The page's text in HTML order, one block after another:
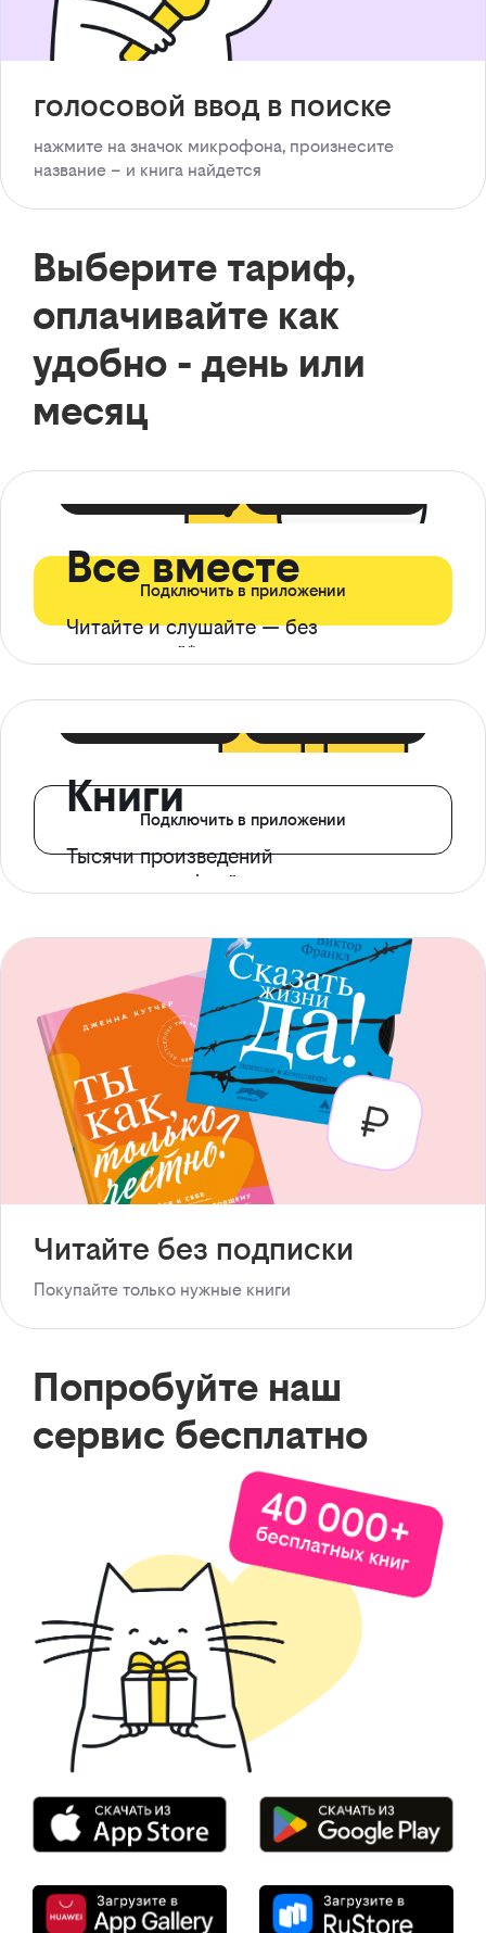
голосовой ввод в поиске
нажмите на значок микрофона, произнесите
название – и книга найдется
Выберите тариф,
оплачивайте как
удобно - день или
месяц
Все вместе
Читайте и слушайте — без
ограничений*
Подключить в приложении
Книги
Тысячи произведений
с доступом офлайн
Подключить в приложении
Читайте без подписки
Покупайте только нужные книги
Попробуйте наш
сервис бесплатно